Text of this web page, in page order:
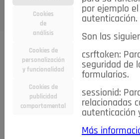
Todas las noticias..
#TePrestoMisOjos Caridad
Economía
Entretenimiento
Estilo de
Internacional
Madrid Opinión IN
Salud 🔴
NOTICIAS
Cookies
de
análisis
Cookies de
personalización
y funcionalidad
Cookies de
publicidad
comportamental
por ejemplo
autenticación.
Son las
csrftoken:
seguridad de
formularios.
sessionid:
relacionadas
autenticación
Más